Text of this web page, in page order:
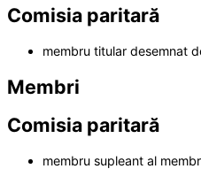
Comisia paritară
membru titular desemnat
Membri
Comisia paritară
membru supleant al